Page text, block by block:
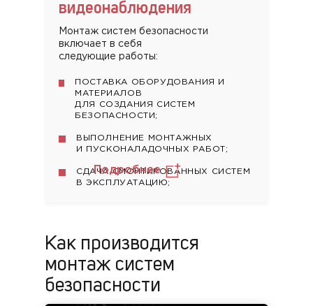
видеонаблюдения
Монтаж систем безопасности
включает в себя
следующие работы:
ПОСТАВКА ОБОРУДОВАНИЯ И
МАТЕРИАЛОВ
ДЛЯ СОЗДАНИЯ СИСТЕМ
БЕЗОПАСНОСТИ;
ВЫПОЛНЕНИЕ МОНТАЖНЫХ
И ПУСКОНАЛАДОЧНЫХ РАБОТ;
СДАЧА СМОНТИРОВАННЫХ СИСТЕМ
В ЭКСПЛУАТАЦИЮ;
Подробнее
Как производится
монтаж систем
безопасности